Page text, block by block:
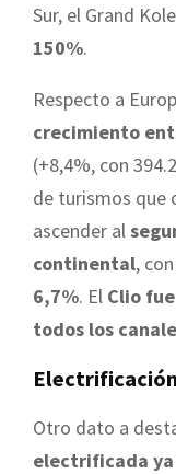
Sur, el Grand
150%.
Respecto a
crecimiento
(+8,4%, con
de turismos que
ascender al
continental,
6,7%. El Clio
todos los
Otro dato a
electrificada